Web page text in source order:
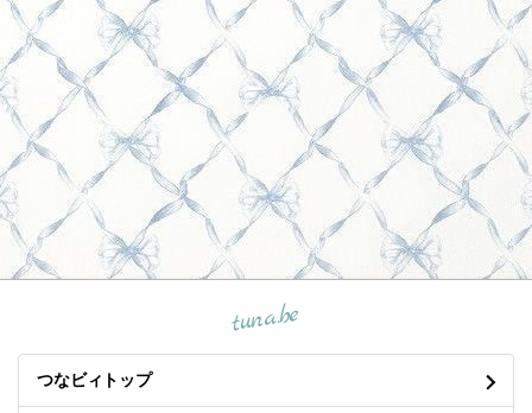
tuna.be
つなビィトップ